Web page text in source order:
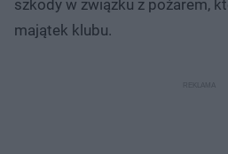
szkody w związku z pożarem,
majątek klubu.